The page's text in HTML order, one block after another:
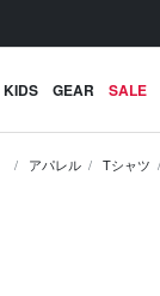
KIDS GEAR SALE
アパレル Tシャツ